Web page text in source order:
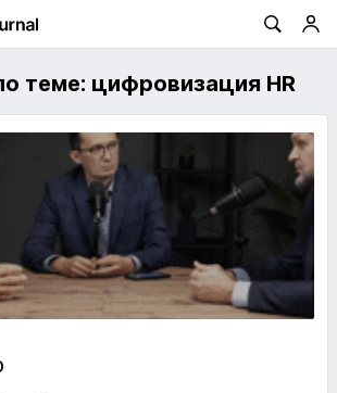
теме: цифровизация HR